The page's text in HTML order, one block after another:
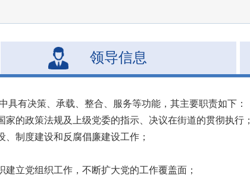
领导信息
有决策、承载、整合、服务等功能，其主要职责如下：
的政策法规及上级党委的指示、决议在街道的贯彻执行；
制度建设和反腐倡廉建设工作；
立党组织工作，不断扩大党的工作覆盖面；